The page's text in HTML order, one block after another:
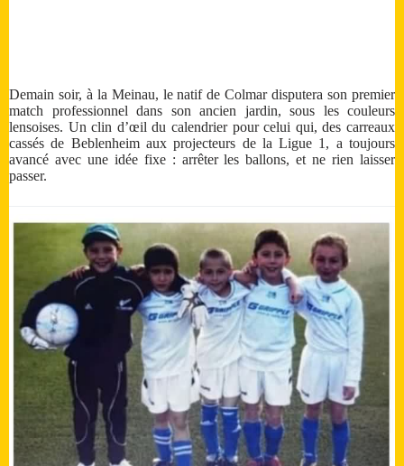
Demain soir, à la Meinau, le natif de Colmar disputera son premier
match professionnel dans son ancien jardin, sous les couleurs
lensoises. Un clin d’œil du calendrier pour celui qui, des carreaux
cassés de Beblenheim aux projecteurs de la Ligue 1, a toujours
avancé avec une idée fixe : arrêter les ballons, et ne rien laisser
passer.